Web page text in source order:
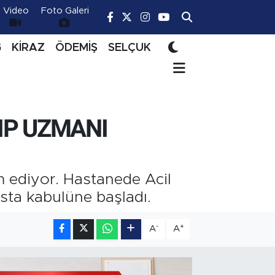
Video Foto Galeri
KİRAZ ÖDEMİŞ SELÇUK
UZMANI
ediyor. Hastanede Acil
kabulüne başladı.
A- A+